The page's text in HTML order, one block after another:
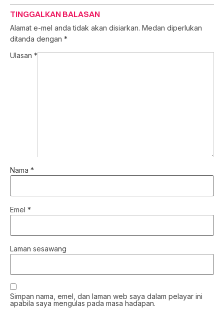
TINGGALKAN BALASAN
Alamat e-mel anda tidak akan disiarkan. Medan diperlukan
ditanda dengan *
Ulasan *
Nama *
Emel *
Laman sesawang
Simpan nama, emel, dan laman web saya dalam pelayar ini
apabila saya mengulas pada masa hadapan.